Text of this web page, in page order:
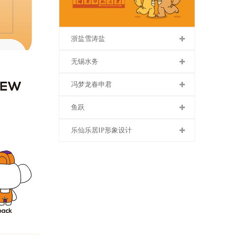
浙盐雪涛盐
无锡水务
冯梦龙春申君
鱼跃
乐仙乐居IP形象设计